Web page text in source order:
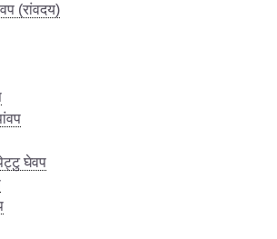
(रांवदय)
घेवप